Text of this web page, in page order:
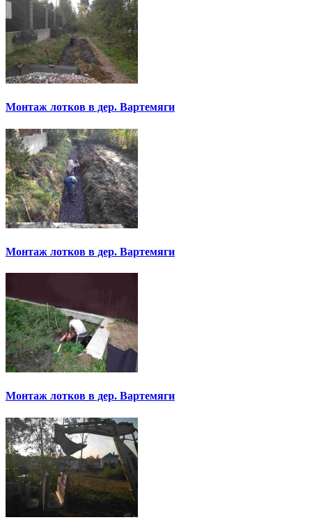
Монтаж лотков в дер. Вартемяги
Монтаж лотков в дер. Вартемяги
Монтаж лотков в дер. Вартемяги